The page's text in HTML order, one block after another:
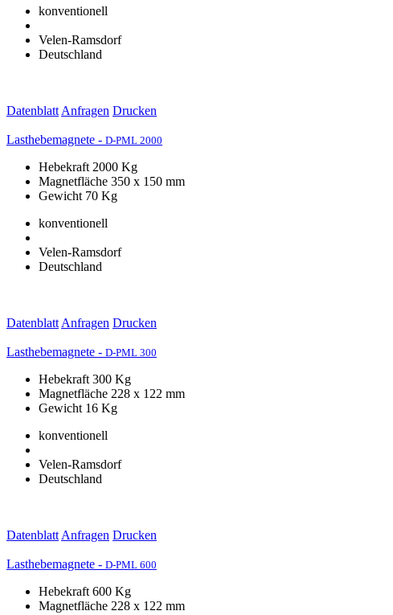
konventionell
Velen-Ramsdorf
Deutschland
Datenblatt Anfragen Drucken
Lasthebemagnete - D-PML 2000
Hebekraft 2000 Kg
Magnetfläche 350 x 150 mm
Gewicht 70 Kg
konventionell
Velen-Ramsdorf
Deutschland
Datenblatt Anfragen Drucken
Lasthebemagnete - D-PML 300
Hebekraft 300 Kg
Magnetfläche 228 x 122 mm
Gewicht 16 Kg
konventionell
Velen-Ramsdorf
Deutschland
Datenblatt Anfragen Drucken
Lasthebemagnete - D-PML 600
Hebekraft 600 Kg
Magnetfläche 228 x 122 mm